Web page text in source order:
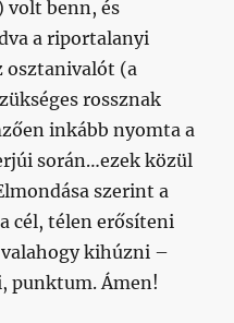
volt benn, és
a riportalanyi
osztanivalót (a
rossznak
inkább nyomta a
során…ezek közül
szerint a
cél, télen erősíteni
kihúzni –
punktum. Ámen!